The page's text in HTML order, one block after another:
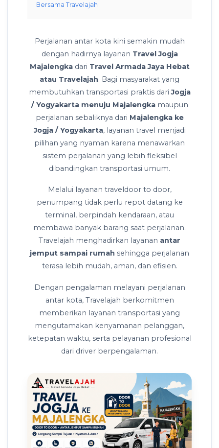
Bersama Travelajah
Perjalanan antar kota kini semakin mudah
dengan hadirnya layanan Travel Jogja
Majalengkadari Travel Armada Jaya Hebat
atau Travelajah. Bagi masyarakat yang
membutuhkan transportasi praktis dariJogja
/ Yogyakarta menuju Majalengkamaupun
perjalanan sebaliknya dari Majalengka ke
Jogja / Yogyakarta, layanan travel menjadi
pilihan yang nyaman karena menawarkan
sistem perjalanan yang lebih fleksibel
dibandingkan transportasi umum.
Melalui layanan traveldoor to door,
penumpang tidak perlu repot datang ke
terminal, berpindah kendaraan, atau
membawa banyak barang saat perjalanan.
Travelajah menghadirkan layanan antar
jemput sampai rumah sehingga perjalanan
terasa lebih mudah, aman, dan efisien.
Dengan pengalaman melayani perjalanan
antar kota, Travelajah berkomitmen
memberikan layanan transportasi yang
mengutamakan kenyamanan pelanggan,
ketepatan waktu, serta pelayanan profesional
dari driver berpengalaman.